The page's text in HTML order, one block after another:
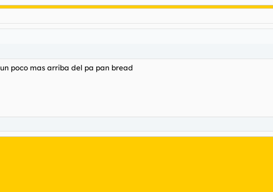
poco mas arriba del pa pan bread